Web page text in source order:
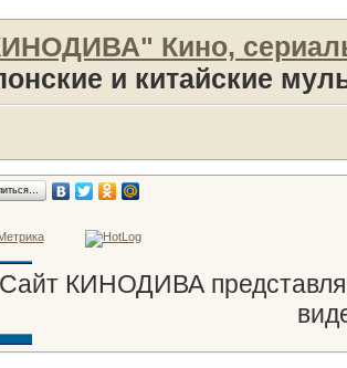
Кино,
и китайские
КИНОДИВА